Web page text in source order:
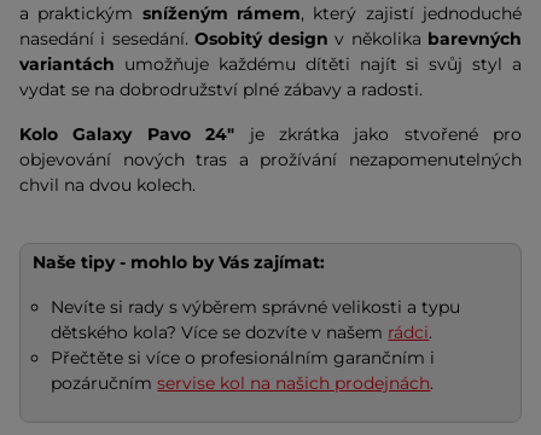
a praktickým sníženým rámem, který zajistí jednoduché
nasedání i sesedání. Osobitý design v několika barevných
variantách umožňuje každému dítěti najít si svůj styl a
vydat se na dobrodružství plné zábavy a radosti.
Kolo Galaxy Pavo 24" je zkrátka jako stvořené pro
objevování nových tras a prožívání nezapomenutelných
chvil na dvou kolech.
Naše tipy - mohlo by Vás zajímat:
Nevíte si rady s výběrem správné velikosti a typu
dětského kola? Více se dozvíte v našem rádci.
Přečtěte si více o profesionálním garančním i
pozáručnímservise kol na našich prodejnách.